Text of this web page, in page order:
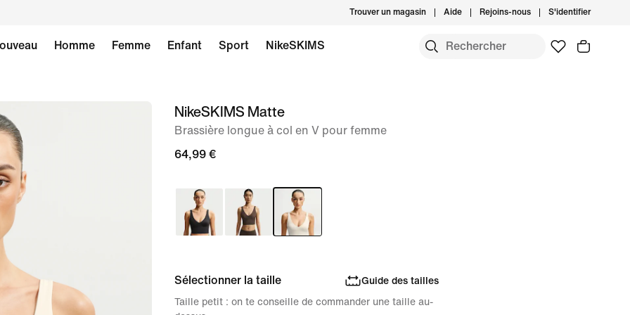
Trouver un magasin Aide Rejoins-nous S'identifier
Homme Femme Enfant Sport NikeSKIMS
image 1NikeSKIMS Matte
Brassière longue à col en V pour femme
64,99 €
Sélectionner la taille Guide des tailles
Taille petit : on te conseille de commander une taille au-